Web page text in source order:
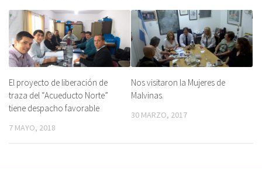
El proyecto de liberación de
traza del “Acueducto Norte”
tiene despacho favorable
7 MAYO, 2018
Nos visitaron la Mujeres de
Malvinas.
30 MARZO, 2017